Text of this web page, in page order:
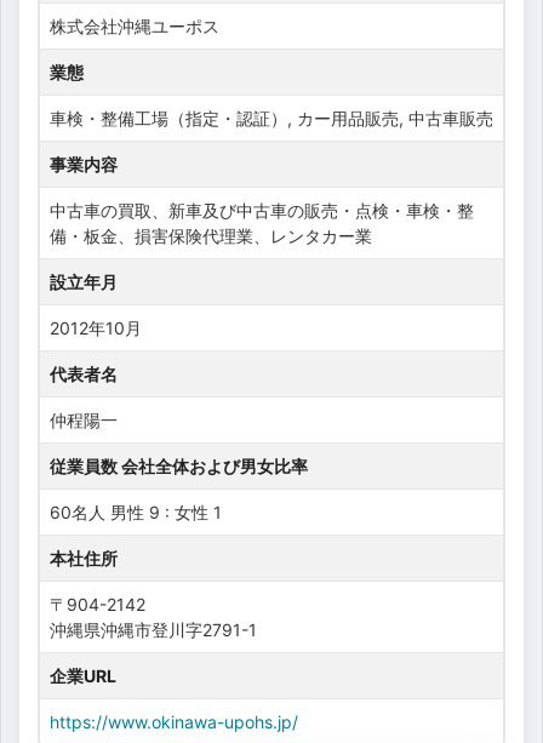
株式会社沖縄ユーポス
業態
車検・整備工場（指定・認証）, カー用品販売, 中古車販売
事業内容
中古車の買取、新車及び中古車の販売・点検・車検・整
備・板金、損害保険代理業、レンタカー業
設立年月
2012年10月
代表者名
仲程陽一
従業員数 会社全体および男女比率
60名人 男性 9 : 女性 1
本社住所
〒904-2142
沖縄県沖縄市登川字2791-1
企業URL
https://www.okinawa-upohs.jp/